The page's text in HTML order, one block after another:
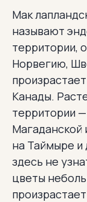
Мак
называют
территории,
Норвегию,
Канады.
территории
Магаданской
на Таймыре и
здесь не
цветы